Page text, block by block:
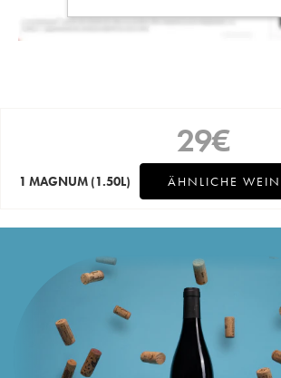
29€
1 MAGNUM (1.50L) ÄHNLICHE